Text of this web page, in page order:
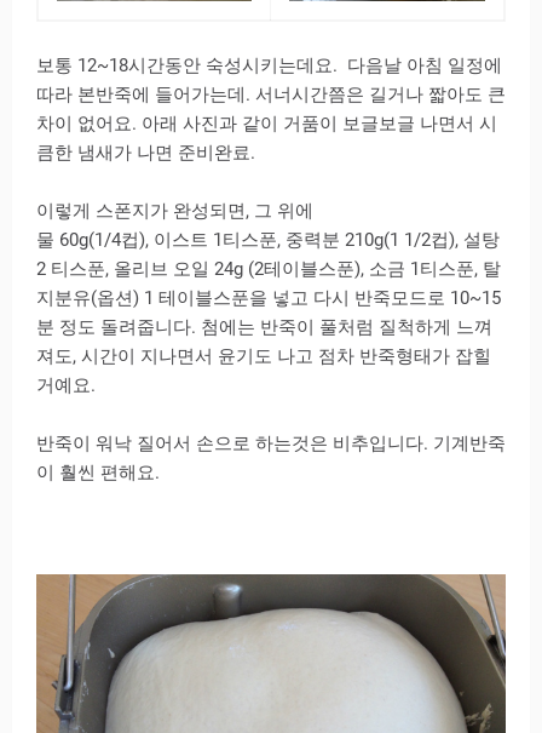
보통 12~18시간동안 숙성시키는데요. 다음날 아침 일정에
따라 본반죽에 들어가는데. 서너시간쯤은 길거나 짧아도 큰
차이 없어요. 아래 사진과 같이 거품이 보글보글 나면서 시
큼한 냄새가 나면 준비완료.
이렇게 스폰지가 완성되면, 그 위에
물 60g(1/4컵), 이스트 1티스푼, 중력분 210g(1 1/2컵), 설탕
2 티스푼, 올리브 오일 24g (2테이블스푼), 소금 1티스푼, 탈
지분유(옵션) 1 테이블스푼을 넣고 다시 반죽모드로 10~15
분 정도 돌려줍니다. 첨에는 반죽이 풀처럼 질척하게 느껴
져도, 시간이 지나면서 윤기도 나고 점차 반죽형태가 잡힐
거예요.
반죽이 워낙 질어서 손으로 하는것은 비추입니다. 기계반죽
이 훨씬 편해요.